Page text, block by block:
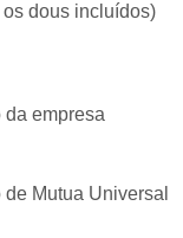
os dous incluídos)
empresa
Mutua Universal